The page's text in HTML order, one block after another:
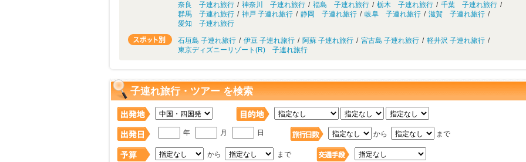
奈良 子連れ旅行 / 神奈川 子連れ旅行 / 福島 子連れ旅行 / 栃木 子連れ旅行 / 千葉 子連れ旅行 /
群馬 子連れ旅行 / 神戸 子連れ旅行 / 静岡 子連れ旅行 / 岐阜 子連れ旅行 / 滋賀 子連れ旅行 /
愛知 子連れ旅行
石垣島 子連れ旅行 / 伊豆 子連れ旅行 / 阿蘇 子連れ旅行 / 宮古島 子連れ旅行 / 軽井沢 子連れ旅行 /
東京ディズニーリゾート(R) 子連れ旅行
子連れ旅行・ツアー を検索
年 月 日 から まで
から まで